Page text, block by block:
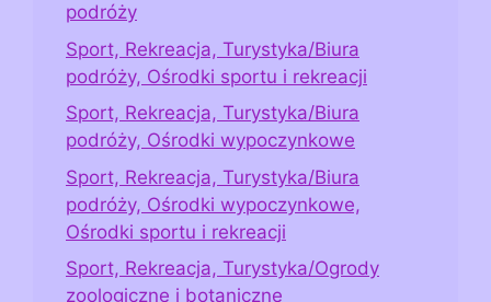
podróży
Sport, Rekreacja, Turystyka/Biura
podróży, Ośrodki sportu i rekreacji
Sport, Rekreacja, Turystyka/Biura
podróży, Ośrodki wypoczynkowe
Sport, Rekreacja, Turystyka/Biura
podróży, Ośrodki wypoczynkowe,
Ośrodki sportu i rekreacji
Sport, Rekreacja, Turystyka/Ogrody
zoologiczne i botaniczne